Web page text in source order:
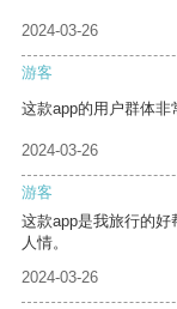
2024-03-26
游客
这款app的用户群体非
2024-03-26
游客
这款app是我旅行的
人情。
2024-03-26